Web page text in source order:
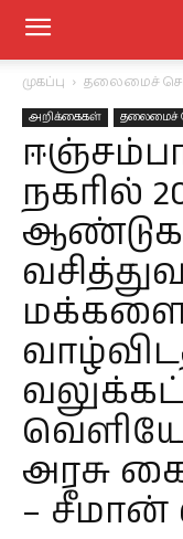
முகப்பு தலைமைச்
அறிக்கைகள் தலைமைச்
நகரில்
அரசு
– சீமான்